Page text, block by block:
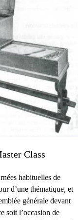
Class
habituelles de
d’une thématique, et
générale devant
soit l’occasion de